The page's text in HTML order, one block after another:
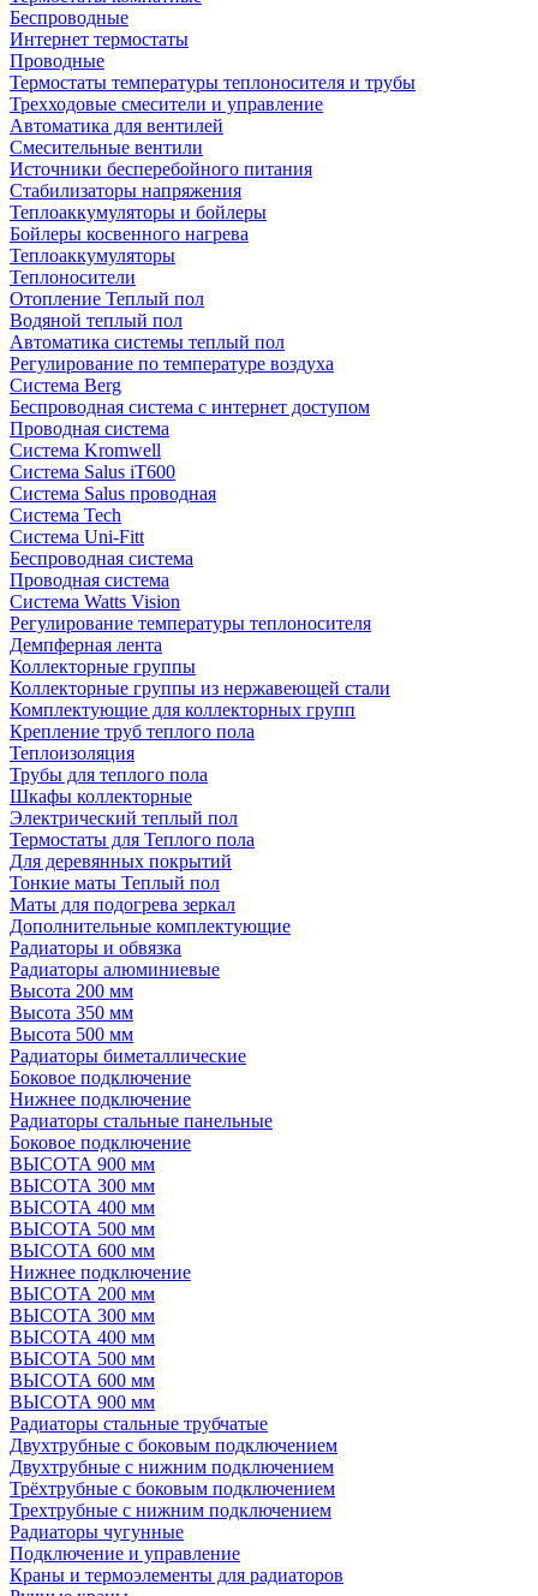
Беспроводные
Интернет термостаты
Проводные
Термостаты температуры теплоносителя и трубы
Трехходовые смесители и управление
Автоматика для вентилей
Смесительные вентили
Источники бесперебойного питания
Стабилизаторы напряжения
Теплоаккумуляторы и бойлеры
Бойлеры косвенного нагрева
Теплоаккумуляторы
Теплоносители
Отопление Теплый пол
Водяной теплый пол
Автоматика системы теплый пол
Регулирование по температуре воздуха
Система Berg
Беспроводная система с интернет доступом
Проводная система
Система Kromwell
Система Salus iT600
Система Salus проводная
Система Tech
Система Uni-Fitt
Беспроводная система
Проводная система
Система Watts Vision
Регулирование температуры теплоносителя
Демпферная лента
Коллекторные группы
Коллекторные группы из нержавеющей стали
Комплектующие для коллекторных групп
Крепление труб теплого пола
Теплоизоляция
Трубы для теплого пола
Шкафы коллекторные
Электрический теплый пол
Термостаты для Теплого пола
Для деревянных покрытий
Тонкие маты Теплый пол
Маты для подогрева зеркал
Дополнительные комплектующие
Радиаторы и обвязка
Радиаторы алюминиевые
Высота 200 мм
Высота 350 мм
Высота 500 мм
Радиаторы биметаллические
Боковое подключение
Нижнее подключение
Радиаторы стальные панельные
Боковое подключение
ВЫСОТА 900 мм
ВЫСОТА 300 мм
ВЫСОТА 400 мм
ВЫСОТА 500 мм
ВЫСОТА 600 мм
Нижнее подключение
ВЫСОТА 200 мм
ВЫСОТА 300 мм
ВЫСОТА 400 мм
ВЫСОТА 500 мм
ВЫСОТА 600 мм
ВЫСОТА 900 мм
Радиаторы стальные трубчатые
Двухтрубные с боковым подключением
Двухтрубные с нижним подключением
Трёхтрубные с боковым подключением
Трехтрубные с нижним подключением
Радиаторы чугунные
Подключение и управление
Краны и термоэлементы для радиаторов